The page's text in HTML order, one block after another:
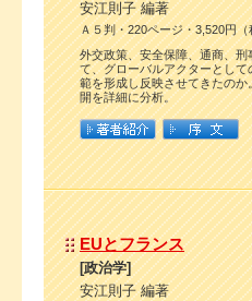
安江則子 編著
Ａ５判・220ページ・3,520円（
外交政策、安全保障、通商、
て、グローバルアクターとし
範を形成し反映させてきたの
開を詳細に分析。
EUとフランス
[政治学]
安江則子 編著